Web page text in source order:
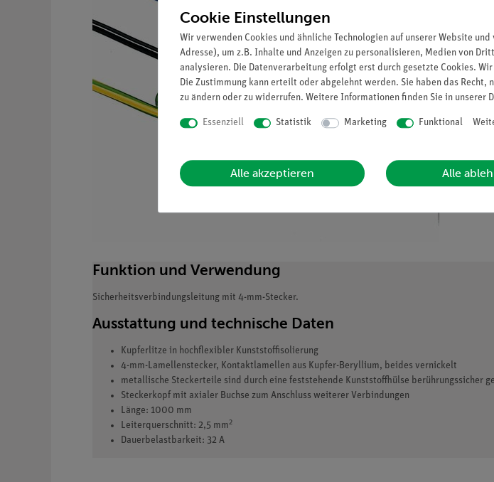
Funktion und Verwendung
Sicherheitsverbindungsleitung mit 4-mm-Stecker.
Ausstattung und technische Daten
Kupferlitze in hochflexibler Kunststoffisolierung
4-mm-Lamellenstecker, Kontaktlamellen aus Kupfer-Beryllium, beides vernickelt
metallische Steckerteile sind durch eine feststehende Kunststoffhülse berührungssicher
Steckerkopf mit axialer Buchse zum Anschluss weiterer Verbindungen
Länge: 1000 mm
Leiterquerschnitt: 2,5 mm2
Dauerbelastbarkeit: 32 A
Cookie Einstellungen
Wir verwenden Cookies und ähnliche Technologien auf unserer Website
Adresse), um z.B. Inhalte und Anzeigen zu personalisieren, Medien von
analysieren. Die Datenverarbeitung erfolgt erst durch gesetzte Cookies.
Die Zustimmung kann erteilt oder abgelehnt werden. Sie haben das
zu ändern oder zu widerrufen. Weitere Informationen finden Sie in unserer
Essenziell Statistik Marketing Funktional
Alle akzeptieren Alle